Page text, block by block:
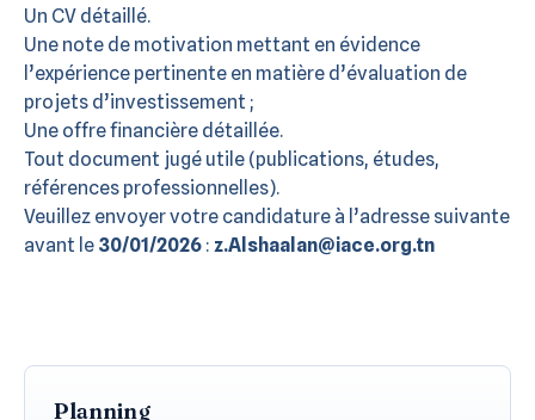
Un CV détaillé.
Une note de motivation mettant en évidence
l’expérience pertinente en matière d’évaluation de
projets d’investissement ;
Une offre financière détaillée.
Tout document jugé utile (publications, études,
références professionnelles).
Veuillez envoyer votre candidature à l’adresse suivante
avant le 30/01/2026 : z.Alshaalan@iace.org.tn
Planning